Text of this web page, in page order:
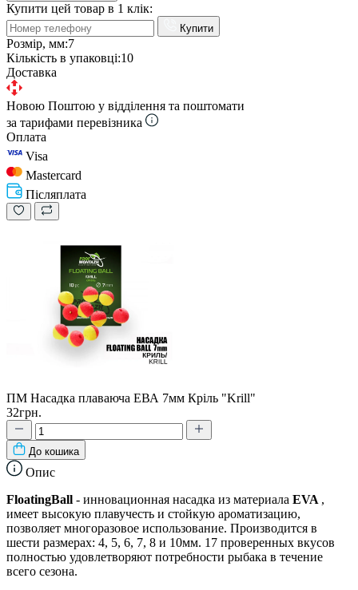
Купити цей товар в 1 клік:
Купити
Розмір, мм:7
Кількість в упаковці:10
Доставка
Новою Поштою у відділення та поштомати
за тарифами перевізника
Оплата
Visa
Mastercard
Післяплата
ПМ Насадка плаваюча ЕВА 7мм Кріль "Krill"
32грн.
До кошика
Опис
FloatingBall - инновационная насадка из материала EVA ,
имеет высокую плавучесть и стойкую ароматизацию,
позволяет многоразовое использование. Производится в
шести размерах: 4, 5, 6, 7, 8 и 10мм. 17 проверенных вкусов
полностью удовлетворяют потребности рыбака в течение
всего сезона.